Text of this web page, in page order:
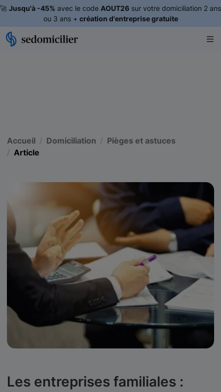
🚀 Jusqu'à -45% avec le code AOUT26 sur votre domiciliation 2 ans
ou 3 ans + création d'entreprise gratuite
Accueil Domiciliation
Pièges et astuces
Article
Les entreprises familiales :